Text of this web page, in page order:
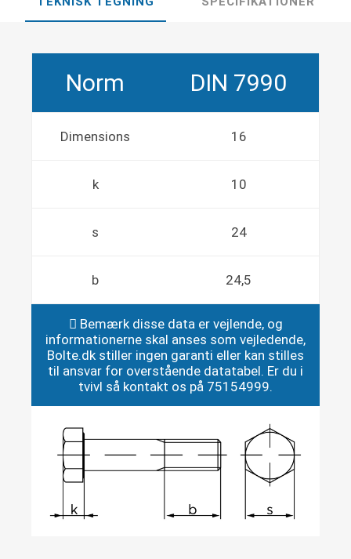
Norm DIN 7990
Dimensions 16
k 10
s 24
b 24,5
Bemærk disse data er vejlende, og
informationerne skal anses som vejledende,
Bolte.dk stiller ingen garanti eller kan stilles
til ansvar for overstående datatabel. Er du i
tvivl så kontakt os på 75154999.